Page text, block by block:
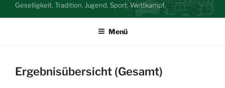
Geselligkeit. Tradition. Jugend. Sport. Wettkampf.
Menü
Ergebnisübersicht (Gesamt)